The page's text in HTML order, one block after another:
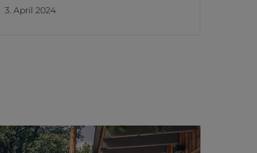
3. April 2024